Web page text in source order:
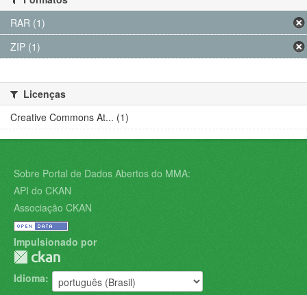
RAR (1)
ZIP (1)
Licenças
Creative Commons At... (1)
Sobre Portal de Dados Abertos do MMA:
API do CKAN
Associação CKAN
Impulsionado por
Idioma